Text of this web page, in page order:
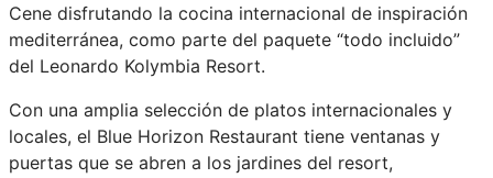
Cene disfrutando la cocina internacional de inspiración
mediterránea, como parte del paquete “todo incluido”
del Leonardo Kolymbia Resort.
Con una amplia selección de platos internacionales y
locales, el Blue Horizon Restaurant tiene ventanas y
puertas que se abren a los jardines del resort,